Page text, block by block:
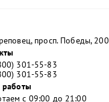
просп. Победы, 200
301-55-83
301-55-83
с 09:00 до 21:00